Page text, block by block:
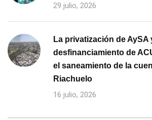
29 julio, 2026
La privatización de AySA
desfinanciamiento de
el saneamiento de la
Riachuelo
16 julio, 2026